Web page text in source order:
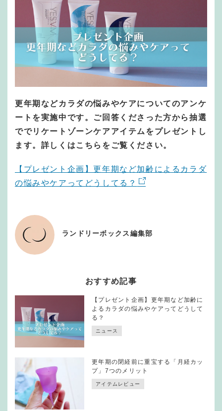
更年期などカラダの悩みやケアについてのアンケ
ートを実施中です。ご回答くださった方から抽選
ででリケートゾーンケアアイテムをプレゼントし
ます。詳しくはこちらをご覧ください。
【プレゼント企画】更年期など加齢によるカラダ
の悩みやケアってどうしてる？
ランドリーボックス編集部
おすすめ記事
【プレゼント企画】更年期など加齢に
よるカラダの悩みやケアってどうして
る？
ニュース
更年期の閉経前に重宝する「月経カッ
プ」7つのメリット
アイテムレビュー